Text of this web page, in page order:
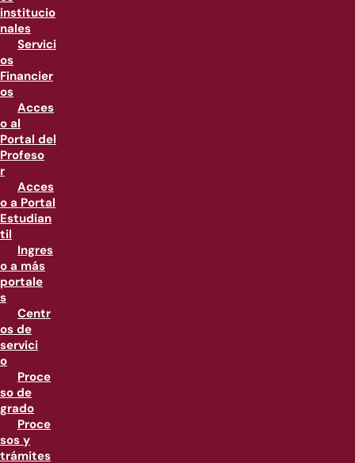
institucio
nales
Servici
os
Financier
os
Acces
o al
Portal del
Profeso
r
Acces
o a Portal
Estudian
til
Ingres
o a más
portale
s
Centr
os de
servici
o
Proce
so de
grado
Proce
sos y
trámites